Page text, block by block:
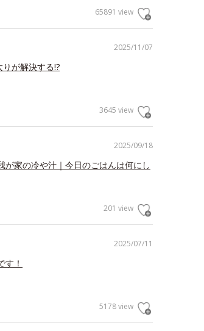
65891 view
2025/11/07
が解決する!?
3645 view
2025/09/18
が家の冷や汁｜今日のごはんは何にし
201 view
2025/07/11
す！
5178 view